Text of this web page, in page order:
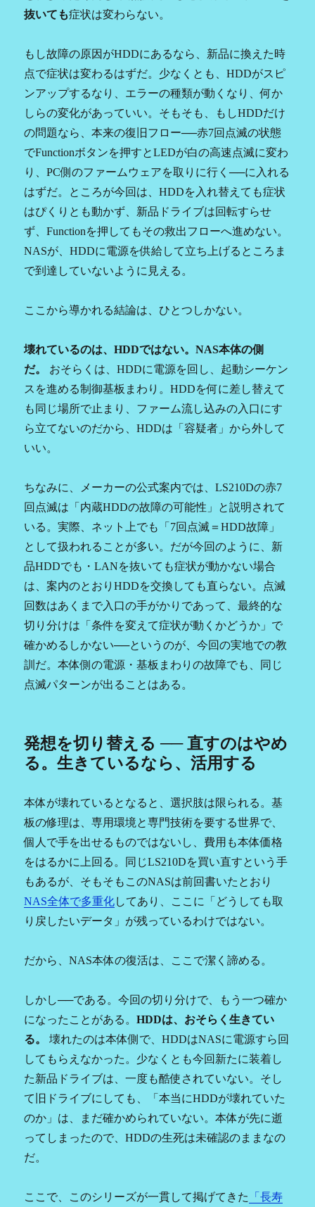
抜いても症状は変わらない。
もし故障の原因がHDDにあるなら、新品に換えた時
点で症状は変わるはずだ。少なくとも、HDDがスピ
ンアップするなり、エラーの種類が動くなり、何か
しらの変化があっていい。そもそも、もしHDDだけ
の問題なら、本来の復旧フロー──赤7回点滅の状態
でFunctionボタンを押すとLEDが白の高速点滅に変わ
り、PC側のファームウェアを取りに行く──に入れる
はずだ。ところが今回は、HDDを入れ替えても症状
はぴくりとも動かず、新品ドライブは回転すらせ
ず、Functionを押してもその救出フローへ進めない。
NASが、HDDに電源を供給して立ち上げるところま
で到達していないように見える。
ここから導かれる結論は、ひとつしかない。
壊れているのは、HDDではない。NAS本体の側
だ。
おそらくは、HDDに電源を回し、起動シーケン
スを進める制御基板まわり。HDDを何に差し替えて
も同じ場所で止まり、ファーム流し込みの入口にす
ら立てないのだから、HDDは「容疑者」から外して
いい。
ちなみに、メーカーの公式案内では、LS210Dの赤7
回点滅は「内蔵HDDの故障の可能性」と説明されて
いる。実際、ネット上でも「7回点滅＝HDD故障」
として扱われることが多い。だが今回のように、新
品HDDでも・LANを抜いても症状が動かない場合
は、案内のとおりHDDを交換しても直らない。点滅
回数はあくまで入口の手がかりであって、最終的な
切り分けは「条件を変えて症状が動くかどうか」で
確かめるしかない──というのが、今回の実地での教
訓だ。本体側の電源・基板まわりの故障でも、同じ
点滅パターンが出ることはある。
発想を切り替える ── 直すのはやめ
る。生きているなら、活用する
本体が壊れているとなると、選択肢は限られる。基
板の修理は、専用環境と専門技術を要する世界で、
個人で手を出せるものではないし、費用も本体価格
をはるかに上回る。同じLS210Dを買い直すという手
もあるが、そもそもこのNASは前回書いたとおり
NAS全体で多重化してあり、ここに「どうしても取
り戻したいデータ」が残っているわけではない。
だから、NAS本体の復活は、ここで潔く諦める。
しかし──である。今回の切り分けで、もう一つ確か
になったことがある。HDDは、おそらく生きてい
る。
壊れたのは本体側で、HDDはNASに電源すら回
してもらえなかった。少なくとも今回新たに装着し
た新品ドライブは、一度も酷使されていない。そし
て旧ドライブにしても、「本当にHDDが壊れていた
のか」は、まだ確かめられていない。本体が先に逝
ってしまったので、HDDの生死は未確認のままなの
だ。
ここで、このシリーズが一貫して掲げてきた 「長寿